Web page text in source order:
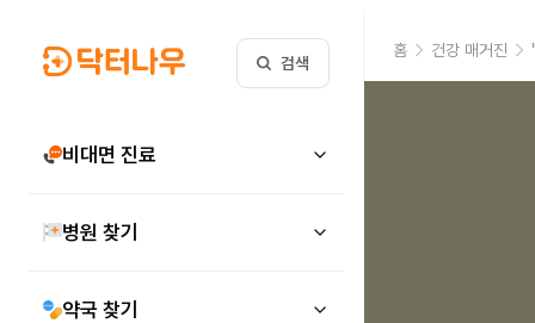
검색
비대면 진료
병원 찾기
약국 찾기
홈 건강 매거진